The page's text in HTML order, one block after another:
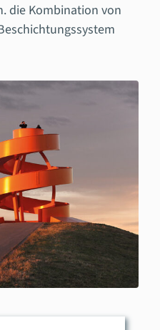
die Kombination von